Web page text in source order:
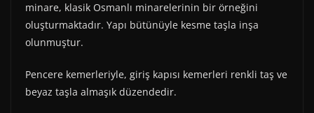
minare, klasik Osmanlı minarelerinin bir örneğini
oluşturmaktadır. Yapı bütünüyle kesme taşla inşa
olunmuştur.
Pencere kemerleriyle, giriş kapısı kemerleri renkli taş ve
beyaz taşla almaşık düzendedir.